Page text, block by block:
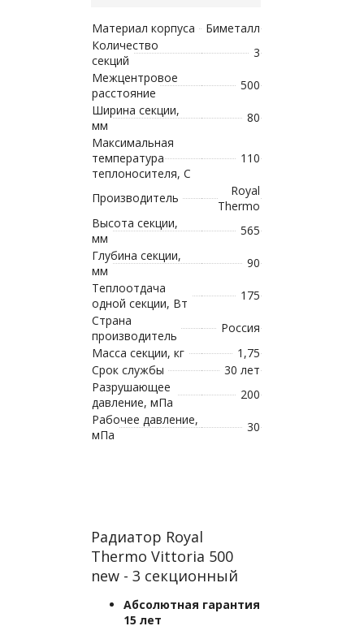
Материал корпуса
Биметалл
Количество
секций
3
Межцентровое
расстояние
500
Ширина секции,
мм
80
Максимальная
температура
теплоносителя, С
110
Производитель
Royal
Thermo
Высота секции,
мм
565
Глубина секции,
мм
90
Теплоотдача
одной секции, Вт
175
Страна
производитель
Россия
Масса секции, кг
1,75
Срок службы
30 лет
Разрушающее
давление, мПа
200
Рабочее давление,
мПа
30
Радиатор Royal
Thermo Vittoria 500
new - 3 секционный
Абсолютная гарантия
15 лет